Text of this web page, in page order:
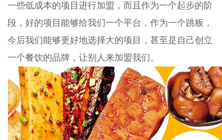
一些低成本的项目进行加盟，而且作为一个起步的阶
段，好的项目能够给我们一个平台，作为一个跳板，
今后我们能够更好地选择大的项目，甚至是自己创立
一个餐饮的品牌，让别人来加盟我们。